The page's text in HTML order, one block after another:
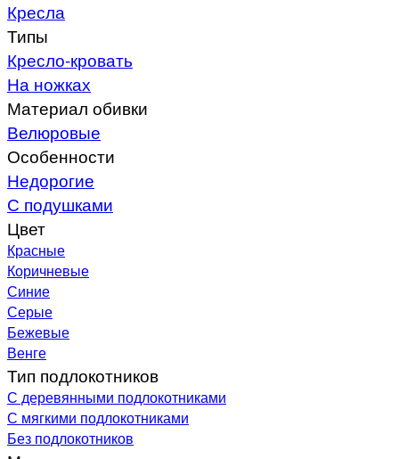
Кресла
Типы
Кресло-кровать
На ножках
Материал обивки
Велюровые
Особенности
Недорогие
С подушками
Цвет
Красные
Коричневые
Синие
Серые
Бежевые
Венге
Тип подлокотников
С деревянными подлокотниками
С мягкими подлокотниками
Без подлокотников